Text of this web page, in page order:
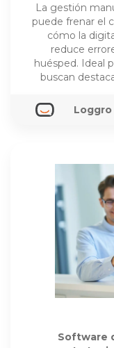
La gestión
puede frenar el
cómo la
reduce
huésped. Ideal
buscan
Loggro
Software